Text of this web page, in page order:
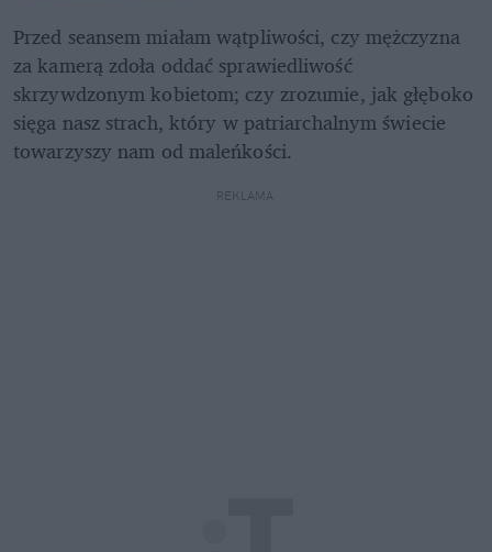
Przed seansem miałam wątpliwości, czy mężczyzna
za kamerą zdoła oddać sprawiedliwość
skrzywdzonym kobietom; czy zrozumie, jak głęboko
sięga nasz strach, który w patriarchalnym świecie
towarzyszy nam od maleńkości.
REKLAMA